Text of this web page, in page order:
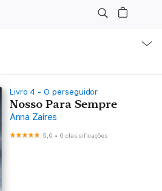
Livro 4 - O perseguidor
Nosso Para Sempre
Anna Zaires
5,0 • 6 classificações